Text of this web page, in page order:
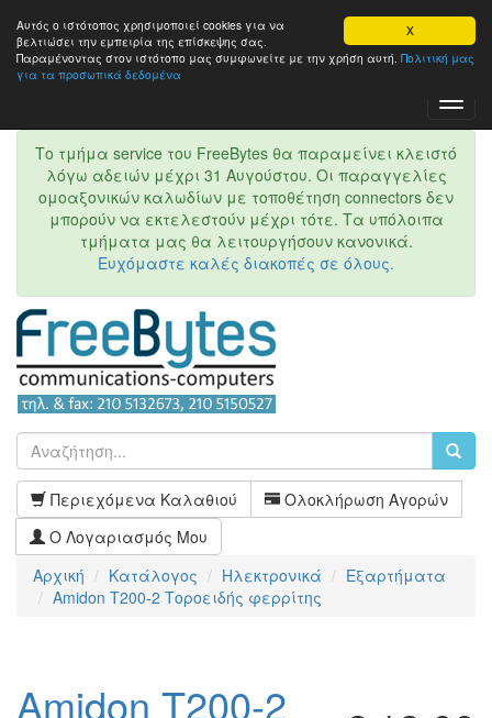
X
Αυτός ο ιστότοπος χρησιμοποιεί cookies για να
βελτιώσει την εμπειρία της επίσκεψης σας.
Παραμένοντας στον ιστότοπo μας συμφωνείτε με την χρήση αυτή. Πολιτική μας
για τα προσωπικά δεδομένα
Το τμήμα service του FreeBytes θα παραμείνει κλειστό
λόγω αδειών μέχρι 31 Αυγούστου. Οι παραγγελίες
ομοαξονικών καλωδίων με τοποθέτηση connectors δεν
μπορούν να εκτελεστούν μέχρι τότε. Τα υπόλοιπα
τμήματα μας θα λειτουργήσουν κανονικά.
Ευχόμαστε καλές διακοπές σε όλους.
Περιεχόμενα Καλαθιού
Ολοκλήρωση Αγορών
Ο Λογαριασμός Μου
Αρχική
Κατάλογος Ηλεκτρονικά
Εξαρτήματα
Amidon T200-2 Τοροειδής φερρίτης
Amidon T200-2